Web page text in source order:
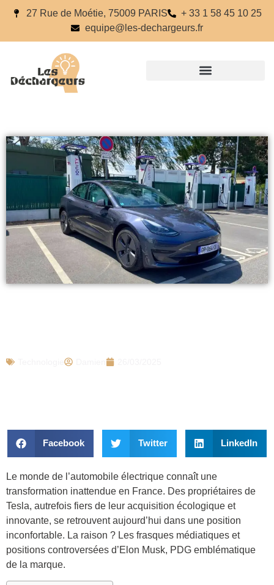
27 Rue de Moétie, 75009 PARIS
+ 33 1 58 45 10 25
equipe@les-dechargeurs.fr
Facebook Twitter LinkedIn
Le monde de l’automobile électrique connaît une
transformation inattendue en France. Des propriétaires de
Tesla, autrefois fiers de leur acquisition écologique et
innovante, se retrouvent aujourd’hui dans une position
inconfortable. La raison ? Les frasques médiatiques et
positions controversées d’Elon Musk, PDG emblématique
de la marque.